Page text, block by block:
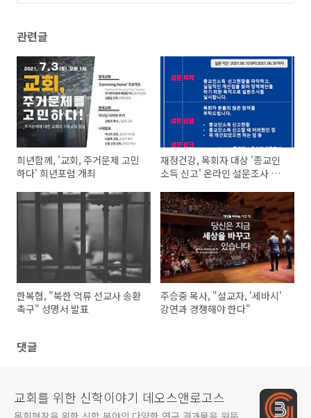
관련글
희년함께, '교회, 주거문제 고민
하다' 희년포럼 개최
재정건강, 목회자 대상 '종교인
소득 신고' 온라인 설문조사 실
한복협, "북한 억류 선교사 송환
촉구" 성명서 발표
주승중 목사, "설교자, '세바시'
강연과 경쟁해야 한다"
댓글
교회를 위한 신학이야기 데오스앤로고스